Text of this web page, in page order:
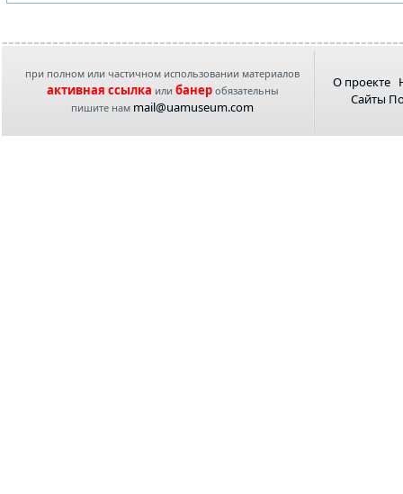
при полном или частичном использовании материалов
активная ссылка или банеробязательны
пишите нам mail@uamuseum.com
О проекте
Сайты